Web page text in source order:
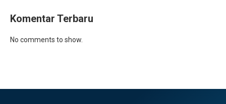
Komentar Terbaru
No comments to show.